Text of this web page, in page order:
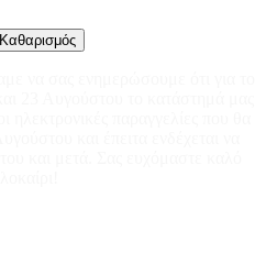
Καθαρισμός